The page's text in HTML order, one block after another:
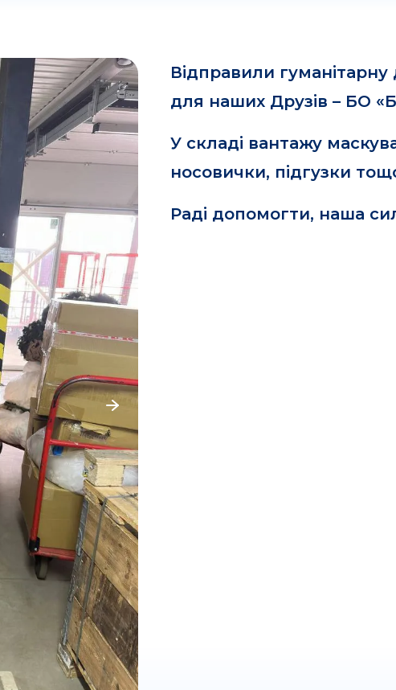
Відправили
для наших Друзів – БО
У складі вантажу
носовички, підгузки
Раді допомогти, наша